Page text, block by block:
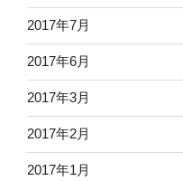
2017年7月
2017年6月
2017年3月
2017年2月
2017年1月